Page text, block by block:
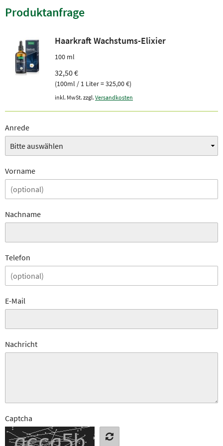
Produktanfrage
Haarkraft Wachstums-Elixier
100 ml
32,50 €
(100ml / 1 Liter = 325,00 €)
inkl. MwSt. zzgl. Versandkosten
Anrede
Vorname
Nachname
Telefon
E-Mail
Nachricht
Captcha